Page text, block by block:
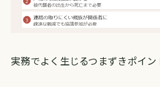
実務でよく生じるつまずきポイン